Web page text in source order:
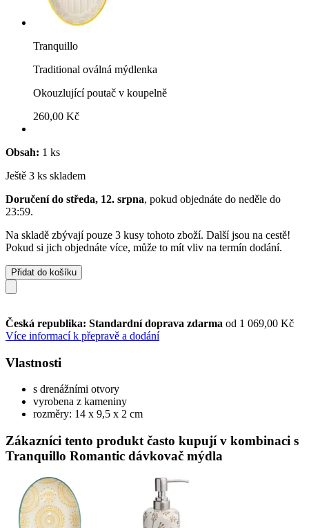
Tranquillo
Traditional oválná mýdlenka
Okouzlující poutač v koupelně
260,00 Kč
Obsah: 1 ks
Ještě 3 ks skladem
Doručení do středa, 12. srpna, pokud objednáte do neděle do
23:59.
Na skladě zbývají pouze 3 kusy tohoto zboží. Další jsou na cestě!
Pokud si jich objednáte více, může to mít vliv na termín dodání.
Přidat do košíku
Česká republika: Standardní doprava zdarma od 1 069,00 Kč
Více informací k přepravě a dodání
Vlastnosti
s drenážními otvory
vyrobena z kameniny
rozměry: 14 x 9,5 x 2 cm
Zákazníci tento produkt často kupují v kombinaci s
Tranquillo Romantic dávkovač mýdla